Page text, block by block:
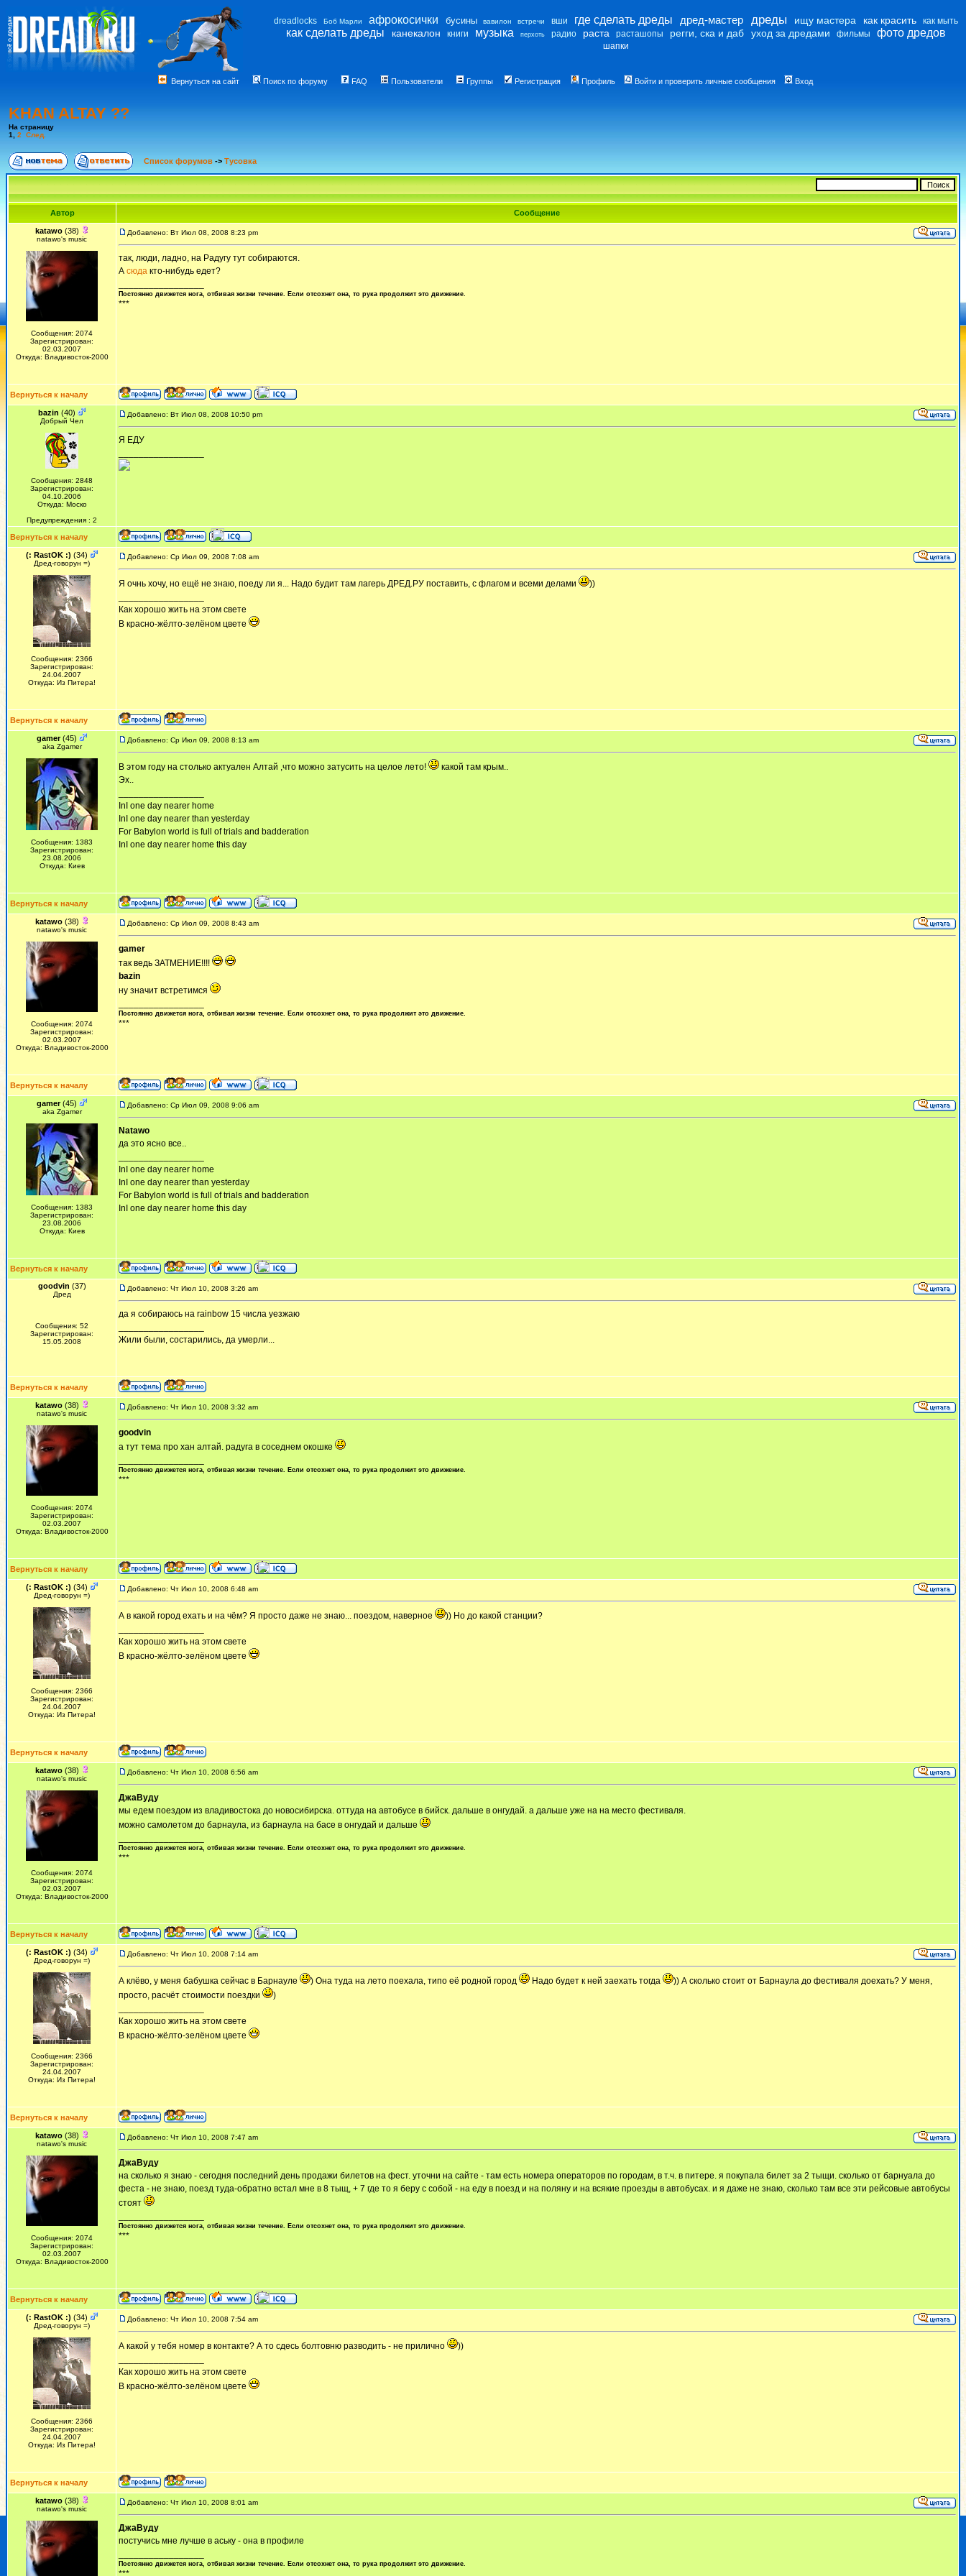
dreadlocks Боб Марли афрокосички бусины вавилон встречи вши где сделать дреды дред-мастер дреды ищу мастера как красить как мыть
как сделать дреды канекалон книги музыка перхоть радио раста расташопы регги, ска и даб уход за дредами фильмы фото дредов
шапки
Вернуться на сайт Поиск по форуму FAQ Пользователи Группы Регистрация Профиль Войти и проверить личные сообщения Вход
KHAN ALTAY ??
На страницу
1
2 След.
Список форумов -> Тусовка
Автор Сообщение
katawo(38)
natawo's music
Сообщения: 2074
Зарегистрирован:
02.03.2007
Откуда: Владивосток-2000
Добавлено: Вт Июл 08, 2008 8:23 pm
так, люди, ладно, на Радугу тут собираются.
А сюда кто-нибудь едет?
Постоянно движется нога, отбивая жизни течение. Если отсохнет она, то рука продолжит это движение.
***
Вернуться к началу
bazin (40)
Добрый Чел
Сообщения: 2848
Зарегистрирован:
04.10.2006
Откуда: Моско
Предупреждения : 2
Добавлено: Вт Июл 08, 2008 10:50 pm
Я ЕДУ
Вернуться к началу
(: RastOK :) (34)
Дред-говорун =)
Сообщения: 2366
Зарегистрирован:
24.04.2007
Откуда: Из Питера!
Добавлено: Ср Июл 09, 2008 7:08 am
Я очнь хочу, но ещё не знаю, поеду ли я... Надо будит там лагерь ДРЕД.РУ поставить, с флагом и всеми делами
))
Как хорошо жить на этом свете
В красно-жёлто-зелёном цвете
Вернуться к началу
gamer(45)
aka Zgamer
Сообщения: 1383
Зарегистрирован:
23.08.2006
Откуда: Киев
Добавлено: Ср Июл 09, 2008 8:13 am
В этом году на столько актуален Алтай ,что можно затусить на целое лето!
какой там крым..
Эх..
InI one day nearer home
InI one day nearer than yesterday
For Babylon world is full of trials and badderation
InI one day nearer home this day
Вернуться к началу
katawo(38)
natawo's music
Сообщения: 2074
Зарегистрирован:
02.03.2007
Откуда: Владивосток-2000
Добавлено: Ср Июл 09, 2008 8:43 am
gamer
так ведь ЗАТМЕНИЕ!!!!
bazin
ну значит встретимся
Постоянно движется нога, отбивая жизни течение. Если отсохнет она, то рука продолжит это движение.
***
Вернуться к началу
gamer(45)
aka Zgamer
Сообщения: 1383
Зарегистрирован:
23.08.2006
Откуда: Киев
Добавлено: Ср Июл 09, 2008 9:06 am
Natawo
да это ясно все..
InI one day nearer home
InI one day nearer than yesterday
For Babylon world is full of trials and badderation
InI one day nearer home this day
Вернуться к началу
goodvin (37)
Дред
Сообщения: 52
Зарегистрирован:
15.05.2008
Добавлено: Чт Июл 10, 2008 3:26 am
да я собираюсь на rainbow 15 числа уезжаю
Жили были, состарились, да умерли...
Вернуться к началу
katawo(38)
natawo's music
Сообщения: 2074
Зарегистрирован:
02.03.2007
Откуда: Владивосток-2000
Добавлено: Чт Июл 10, 2008 3:32 am
goodvin
а тут тема про хан алтай. радуга в соседнем окошке
Постоянно движется нога, отбивая жизни течение. Если отсохнет она, то рука продолжит это движение.
***
Вернуться к началу
(: RastOK :) (34)
Дред-говорун =)
Сообщения: 2366
Зарегистрирован:
24.04.2007
Откуда: Из Питера!
Добавлено: Чт Июл 10, 2008 6:48 am
А в какой город ехать и на чём? Я просто даже не знаю... поездом, наверное
)) Но до какой станции?
Как хорошо жить на этом свете
В красно-жёлто-зелёном цвете
Вернуться к началу
katawo(38)
natawo's music
Сообщения: 2074
Зарегистрирован:
02.03.2007
Откуда: Владивосток-2000
Добавлено: Чт Июл 10, 2008 6:56 am
ДжаВуду
мы едем поездом из владивостока до новосибирска. оттуда на автобусе в бийск. дальше в онгудай. а дальше уже на на место фестиваля.
можно самолетом до барнаула, из барнаула на басе в онгудай и дальше
Постоянно движется нога, отбивая жизни течение. Если отсохнет она, то рука продолжит это движение.
***
Вернуться к началу
(: RastOK :) (34)
Дред-говорун =)
Сообщения: 2366
Зарегистрирован:
24.04.2007
Откуда: Из Питера!
Добавлено: Чт Июл 10, 2008 7:14 am
А клёво, у меня бабушка сейчас в Барнауле ) Она туда на лето поехала, типо её родной город Надо будет к ней заехать тогда
)) А сколько стоит от Барнаула до фестиваля доехать? У меня,
просто, расчёт стоимости поездки
)
Как хорошо жить на этом свете
В красно-жёлто-зелёном цвете
Вернуться к началу
katawo(38)
natawo's music
Сообщения: 2074
Зарегистрирован:
02.03.2007
Откуда: Владивосток-2000
Добавлено: Чт Июл 10, 2008 7:47 am
ДжаВуду
на сколько я знаю - сегодня последний день продажи билетов на фест. уточни на сайте - там есть номера операторов по городам, в т.ч. в питере. я покупала билет за 2 тыщи. сколько от барнуала до
феста - не знаю, поезд туда-обратно встал мне в 8 тыщ, + 7 где то я беру с собой - на еду в поезд и на поляну и на всякие проезды в автобусах. и я даже не знаю, сколько там все эти рейсовые автобусы
стоят
Постоянно движется нога, отбивая жизни течение. Если отсохнет она, то рука продолжит это движение.
***
Вернуться к началу
(: RastOK :) (34)
Дред-говорун =)
Сообщения: 2366
Зарегистрирован:
24.04.2007
Откуда: Из Питера!
Добавлено: Чт Июл 10, 2008 7:54 am
А какой у тебя номер в контакте? А то сдесь болтовню разводить - не прилично
))
Как хорошо жить на этом свете
В красно-жёлто-зелёном цвете
Вернуться к началу
katawo(38)
natawo's music
Добавлено: Чт Июл 10, 2008 8:01 am
ДжаВуду
постучись мне лучше в аську - она в профиле
Постоянно движется нога, отбивая жизни течение. Если отсохнет она, то рука продолжит это движение.
***